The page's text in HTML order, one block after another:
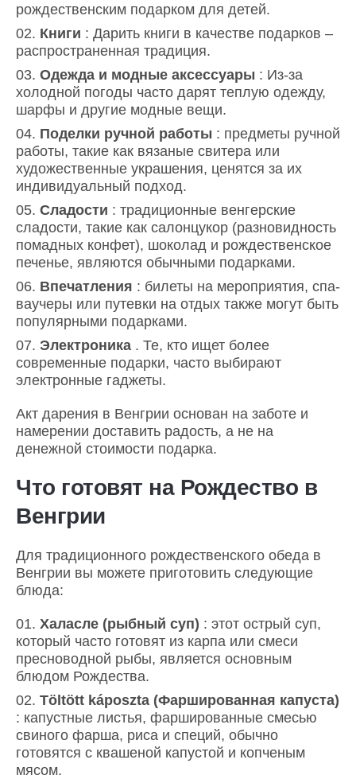
рождественским подарком для детей.
Книги : Дарить книги в качестве подарков –
распространенная традиция.
Одежда и модные аксессуары : Из-за
холодной погоды часто дарят теплую одежду,
шарфы и другие модные вещи.
Поделки ручной работы : предметы ручной
работы, такие как вязаные свитера или
художественные украшения, ценятся за их
индивидуальный подход.
Сладости : традиционные венгерские
сладости, такие как салонцукор (разновидность
помадных конфет), шоколад и рождественское
печенье, являются обычными подарками.
Впечатления : билеты на мероприятия, спа-
ваучеры или путевки на отдых также могут быть
популярными подарками.
Электроника . Те, кто ищет более
современные подарки, часто выбирают
электронные гаджеты.
Акт дарения в Венгрии основан на заботе и
намерении доставить радость, а не на
денежной стоимости подарка.
Что готовят на Рождество в
Венгрии
Для традиционного рождественского обеда в
Венгрии вы можете приготовить следующие
блюда:
Халасле (рыбный суп) : этот острый суп,
который часто готовят из карпа или смеси
пресноводной рыбы, является основным
блюдом Рождества.
Töltött káposzta (Фаршированная капуста)
: капустные листья, фаршированные смесью
свиного фарша, риса и специй, обычно
готовятся с квашеной капустой и копченым
мясом.